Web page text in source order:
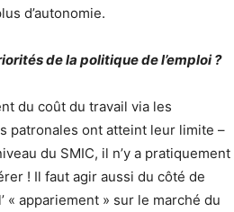
d’autonomie.
de la politique de l’emploi ?
du coût du travail via les
patronales ont atteint leur limite –
du SMIC, il n’y a pratiquement
! Il faut agir aussi du côté de
« appariement » sur le marché du